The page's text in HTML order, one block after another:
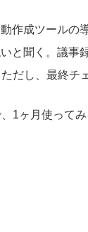
作成ツールの
と聞く。議事
だし、最終チ
1ヶ月使ってみ